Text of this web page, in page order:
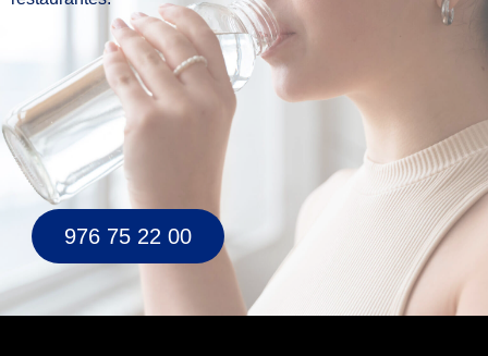
976 75 22 00